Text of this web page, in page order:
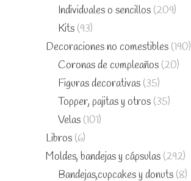
Individuales o sencillos (209)
Kits (93)
Decoraciones no comestibles (190)
Coronas de cumpleaños (20)
Figuras decorativas (35)
Topper, pajitas y otros (35)
Velas (101)
Libros (6)
Moldes, bandejas y cápsulas (292)
Bandejas,cupcakes y donuts (8)